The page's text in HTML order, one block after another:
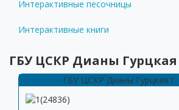
Интерактивные песочницы
Интерактивные книги
ГБУ ЦСКР Дианы Гурцкая
ГБУ ЦСКР Дианы Гурцкая